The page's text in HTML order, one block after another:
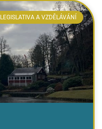
LEGISLATIVA A VZDĚLÁVÁNÍ